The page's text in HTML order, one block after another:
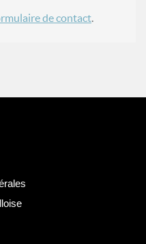
de contact.